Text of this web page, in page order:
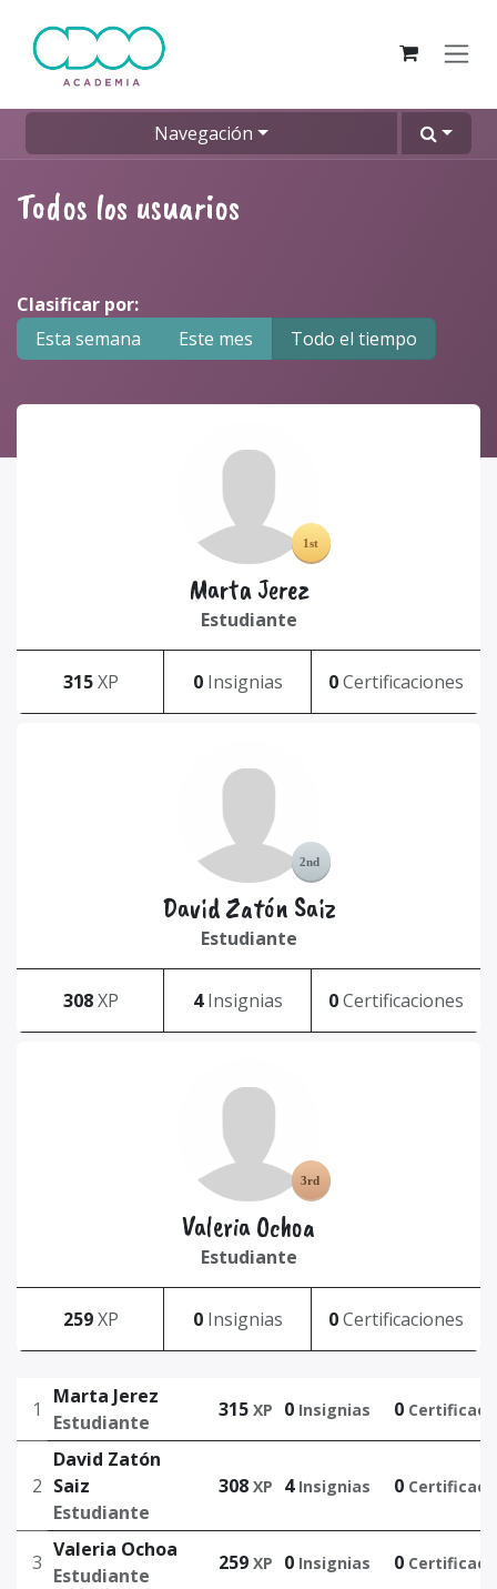
Navegación
Todos los usuarios
Clasificar por:
Esta semana
Este mes Todo el tiempo
Marta Jerez
Estudiante
315 XP 0 Insignias 0Certificaciones
David Zatón Saiz
Estudiante
308 XP 4 Insignias 0Certificaciones
Valeria Ochoa
Estudiante
259 XP 0 Insignias 0Certificaciones
1
Marta Jerez
Estudiante
315 XP 0 Insignias 0
2
David Zatón
Saiz
Estudiante
308 XP 4 Insignias 0
3
Valeria Ochoa
Estudiante
259 XP 0 Insignias 0